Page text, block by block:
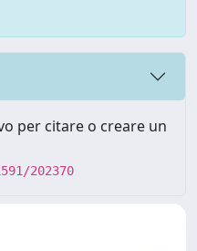
per citare o creare un
202370